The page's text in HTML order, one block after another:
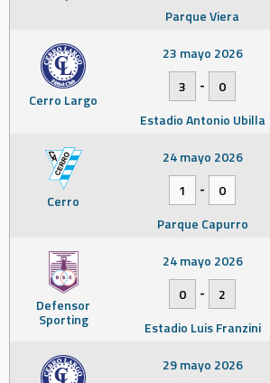
Parque Viera
Cerro Largo
23 mayo 2026
3
-
0
Estadio Antonio Ubilla
Cerro
24 mayo 2026
1
-
0
Parque Capurro
Defensor
Sporting
24 mayo 2026
0
-
2
Estadio Luis Franzini
29 mayo 2026